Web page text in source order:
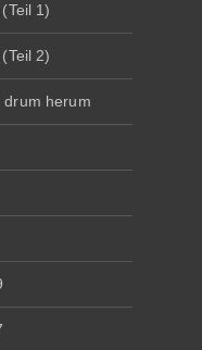
1)
2)
drum herum